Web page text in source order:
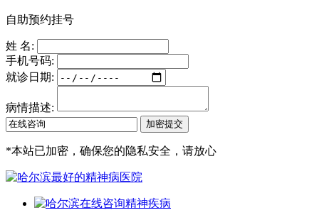
自助预约挂号
姓 名:
手机号码:
就诊日期:
病情描述:
*本站已加密，确保您的隐私安全，请放心